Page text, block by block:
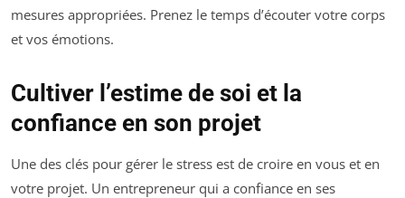
mesures appropriées. Prenez le temps d’écouter votre corps
et vos émotions.
Cultiver l’estime de soi et la
confiance en son projet
Une des clés pour gérer le stress est de croire en vous et en
votre projet. Un entrepreneur qui a confiance en ses